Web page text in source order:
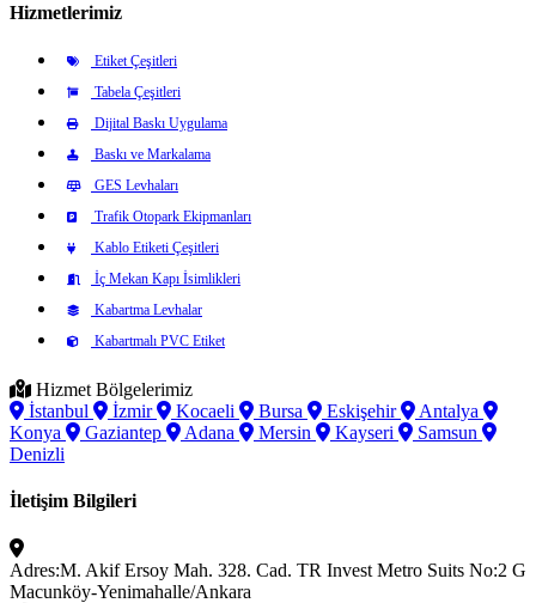
Hizmetlerimiz
Etiket Çeşitleri
Tabela Çeşitleri
Dijital Baskı Uygulama
Baskı ve Markalama
GES Levhaları
Trafik Otopark Ekipmanları
Kablo Etiketi Çeşitleri
İç Mekan Kapı İsimlikleri
Kabartma Levhalar
Kabartmalı PVC Etiket
Hizmet Bölgelerimiz
İstanbul
İzmir Kocaeli Bursa Eskişehir
Antalya
Konya
Gaziantep Adana Mersin Kayseri
Samsun
Denizli
İletişim Bilgileri
Adres:M. Akif Ersoy Mah. 328. Cad. TR Invest Metro Suits No:2 G
Macunköy-Yenimahalle/Ankara